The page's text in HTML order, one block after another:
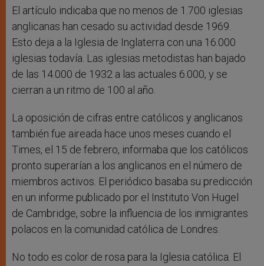
El artículo indicaba que no menos de 1.700 iglesias
anglicanas han cesado su actividad desde 1969.
Esto deja a la Iglesia de Inglaterra con una 16.000
iglesias todavía. Las iglesias metodistas han bajado
de las 14.000 de 1932 a las actuales 6.000, y se
cierran a un ritmo de 100 al año.
La oposición de cifras entre católicos y anglicanos
también fue aireada hace unos meses cuando el
Times, el 15 de febrero, informaba que los católicos
pronto superarían a los anglicanos en el número de
miembros activos. El periódico basaba su predicción
en un informe publicado por el Instituto Von Hugel
de Cambridge, sobre la influencia de los inmigrantes
polacos en la comunidad católica de Londres.
No todo es color de rosa para la Iglesia católica. El